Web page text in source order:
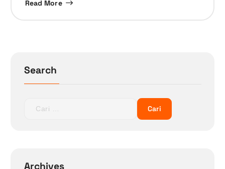
Read More
Search
n
Archives